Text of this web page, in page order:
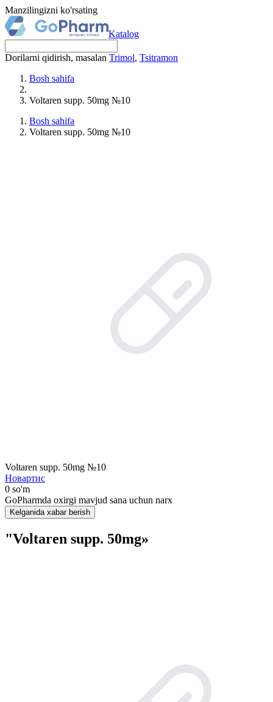
Manzilingizni ko'rsating
Katalog
Dorilarni qidirish, masalan Trimol, Tsitramon
Bosh sahifa
Voltaren supp. 50mg №10
Bosh sahifa
Voltaren supp. 50mg №10
Voltaren supp. 50mg №10
Новартис
0 so'm
GoPharmda oxirgi mavjud sana uchun narx
Kelganida xabar berish
"Voltaren supp. 50mg»